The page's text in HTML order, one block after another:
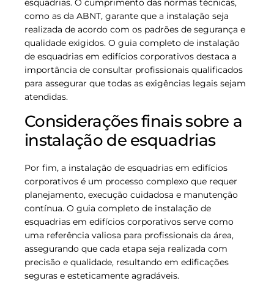
esquadrias. O cumprimento das normas técnicas,
como as da ABNT, garante que a instalação seja
realizada de acordo com os padrões de segurança e
qualidade exigidos. O guia completo de instalação
de esquadrias em edifícios corporativos destaca a
importância de consultar profissionais qualificados
para assegurar que todas as exigências legais sejam
atendidas.
Considerações finais sobre a
instalação de esquadrias
Por fim, a instalação de esquadrias em edifícios
corporativos é um processo complexo que requer
planejamento, execução cuidadosa e manutenção
contínua. O guia completo de instalação de
esquadrias em edifícios corporativos serve como
uma referência valiosa para profissionais da área,
assegurando que cada etapa seja realizada com
precisão e qualidade, resultando em edificações
seguras e esteticamente agradáveis.